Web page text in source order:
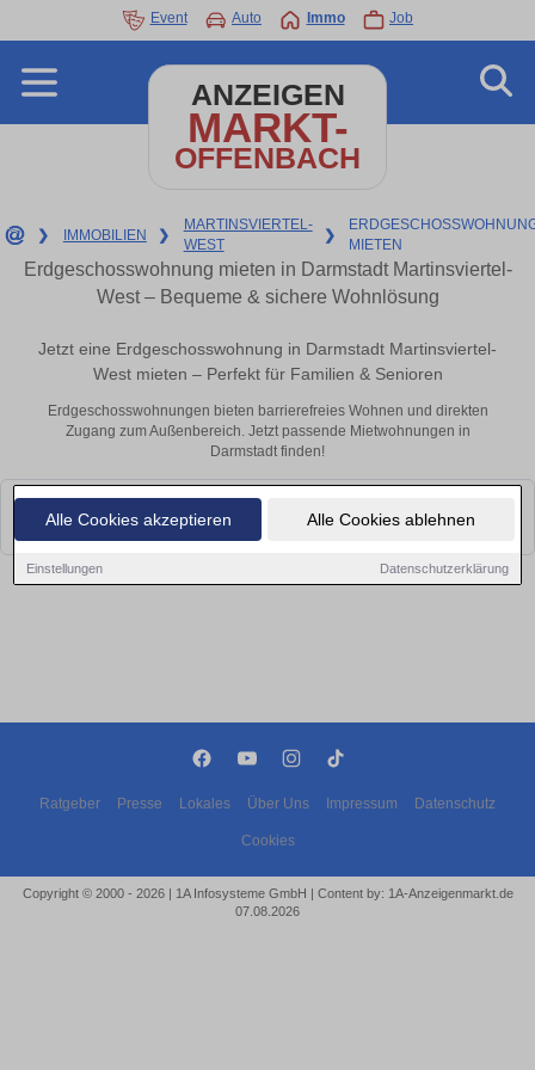
Alle Cookies akzeptieren Alle Cookies ablehnen
Einstellungen Datenschutzerklärung
Event Auto Immo Job
ANZEIGEN
MARKT-
OFFENBACH
❯ IMMOBILIEN ❯
MARTINSVIERTEL-
WEST
❯
MIETEN
Erdgeschosswohnung mieten in Darmstadt Martinsviertel-
West – Bequeme & sichere Wohnlösung
Jetzt eine Erdgeschosswohnung in Darmstadt Martinsviertel-
West mieten – Perfekt für Familien & Senioren
Erdgeschosswohnungen bieten barrierefreies Wohnen und direkten
Zugang zum Außenbereich. Jetzt passende Mietwohnungen in
Darmstadt finden!
Leider konnten wir derzeit keine passenden Objekte finden. Schauen Sie
bald wieder vorbei!
Ratgeber Presse Lokales Über Uns Impressum Datenschutz
Cookies
Copyright © 2000 - 2026 | 1A Infosysteme GmbH | Content by: 1A-Anzeigenmarkt.de
07.08.2026